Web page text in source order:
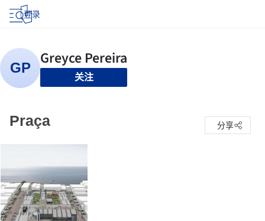
登录
关注
Praça 分享